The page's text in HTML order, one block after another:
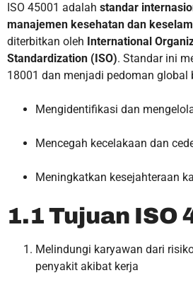
ISO 45001 adalah standar
manajemen kesehatan dan
diterbitkan oleh International
Standardization (ISO). Standar ini
18001 dan menjadi pedoman global
Mengidentifikasi dan
Mencegah kecelakaan dan
Meningkatkan kesejahteraan
1.1 Tujuan ISO
Melindungi karyawan dari
penyakit akibat kerja